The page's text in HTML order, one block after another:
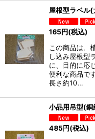
屋根型ラベル
165円(税込)
この商品は、
し込み屋根型
に、目的に応
便利な商品で
長さ約10…
小品用吊型(
485円(税込)